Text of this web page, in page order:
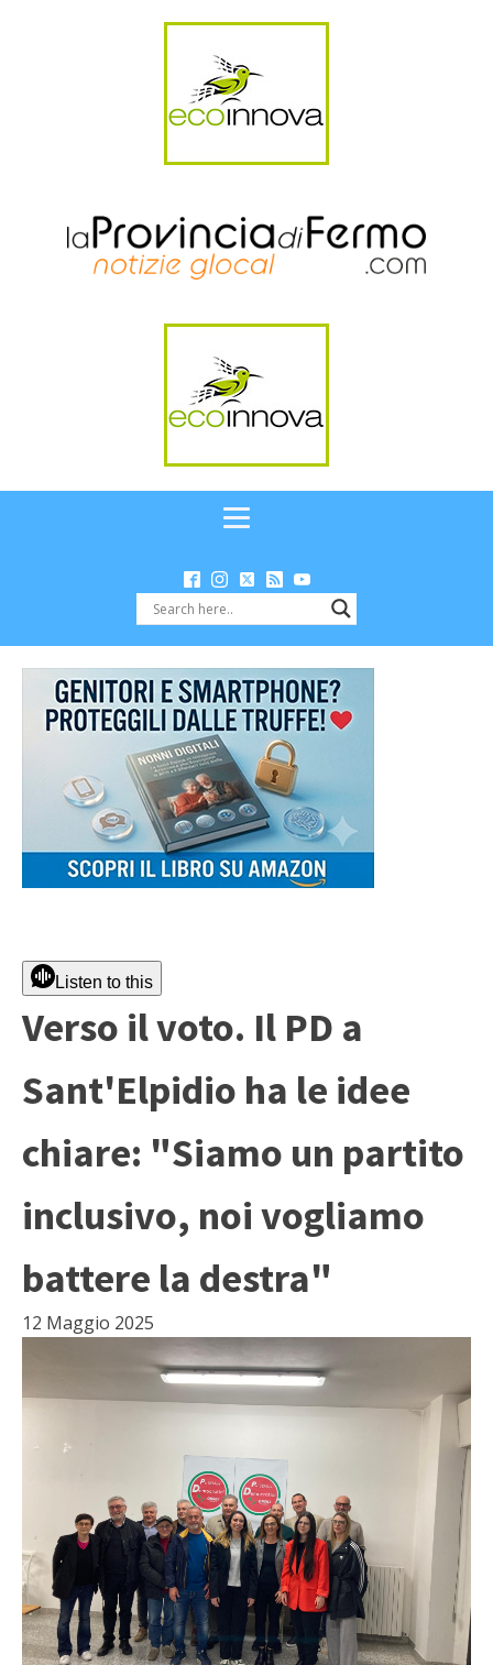
Listen to this
Verso il voto. Il PD a
Sant'Elpidio ha le idee
chiare: "Siamo un partito
inclusivo, noi vogliamo
battere la destra"
12 Maggio 2025